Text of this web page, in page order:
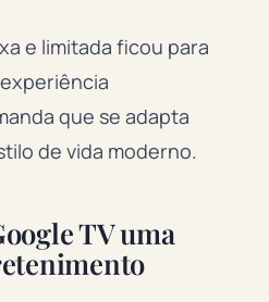
e limitada ficou para
que se adapta
de vida moderno.
TV uma